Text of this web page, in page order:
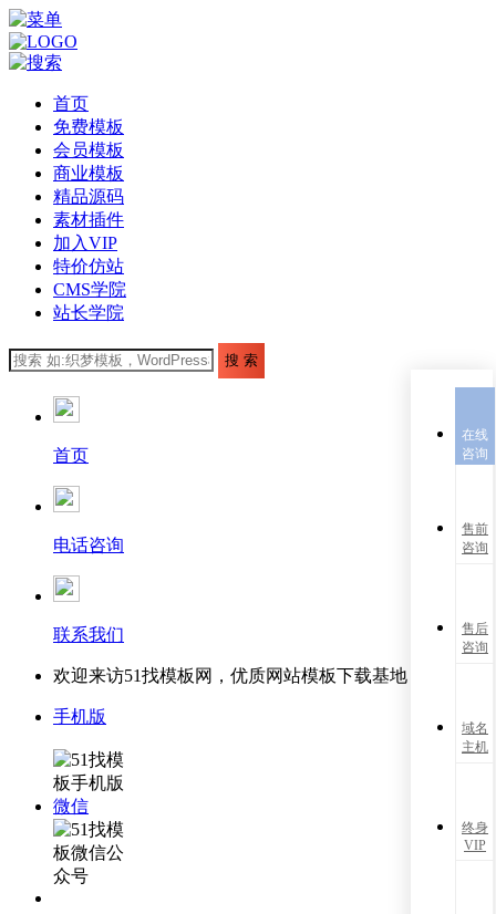
首页
免费模板
会员模板
商业模板
精品源码
素材插件
加入VIP
特价仿站
CMS学院
站长学院
首页
电话咨询
联系我们
欢迎来访51找模板网，优质网站模板下载基地！
手机版
微信
在线
咨询
售前
咨询
售后
咨询
域名
主机
终身
VIP